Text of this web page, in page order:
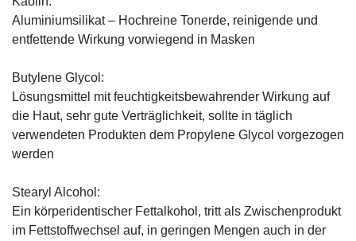
Aluminiumsilikat – Hochreine Tonerde, reinigende und
entfettende Wirkung vorwiegend in Masken
Butylene Glycol:
Lösungsmittel mit feuchtigkeitsbewahrender Wirkung auf
die Haut, sehr gute Verträglichkeit, sollte in täglich
verwendeten Produkten dem Propylene Glycol vorgezogen
werden
Stearyl Alcohol:
Ein körperidentischer Fettalkohol, tritt als Zwischenprodukt
im Fettstoffwechsel auf, in geringen Mengen auch in der